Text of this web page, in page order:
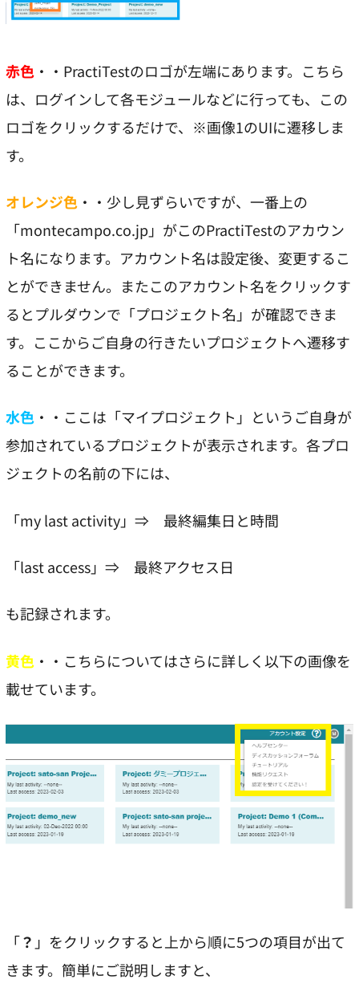
赤色 ・・PractiTestのロゴが左端にあります。こちら
は、ログインして各モジュールなどに行っても、この
ロゴをクリックするだけで、※画像1のUIに遷移しま
す。
オレンジ色 ・・少し見ずらいですが、一番上の
「montecampo.co.jp」がこのPractiTestのアカウン
ト名になります。アカウント名は設定後、変更するこ
とができません。またこのアカウント名をクリックす
るとプルダウンで「プロジェクト名」が確認できま
す。ここからご自身の行きたいプロジェクトへ遷移す
ることができます。
水色 ・・ここは「マイプロジェクト」というご自身が
参加されているプロジェクトが表示されます。各プロ
ジェクトの名前の下には、
「my last activity」⇒ 最終編集日と時間
「last access」⇒ 最終アクセス日
も記録されます。
黄色 ・・こちらについてはさらに詳しく以下の画像を
載せています。
「？ 」をクリックすると上から順に5つの項目が出て
きます。簡単にご説明しますと、